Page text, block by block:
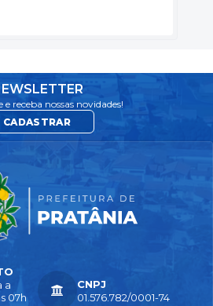
e receba nossas novidades!
CADASTRAR
a
07h
CNPJ
01.576.782/0001-74